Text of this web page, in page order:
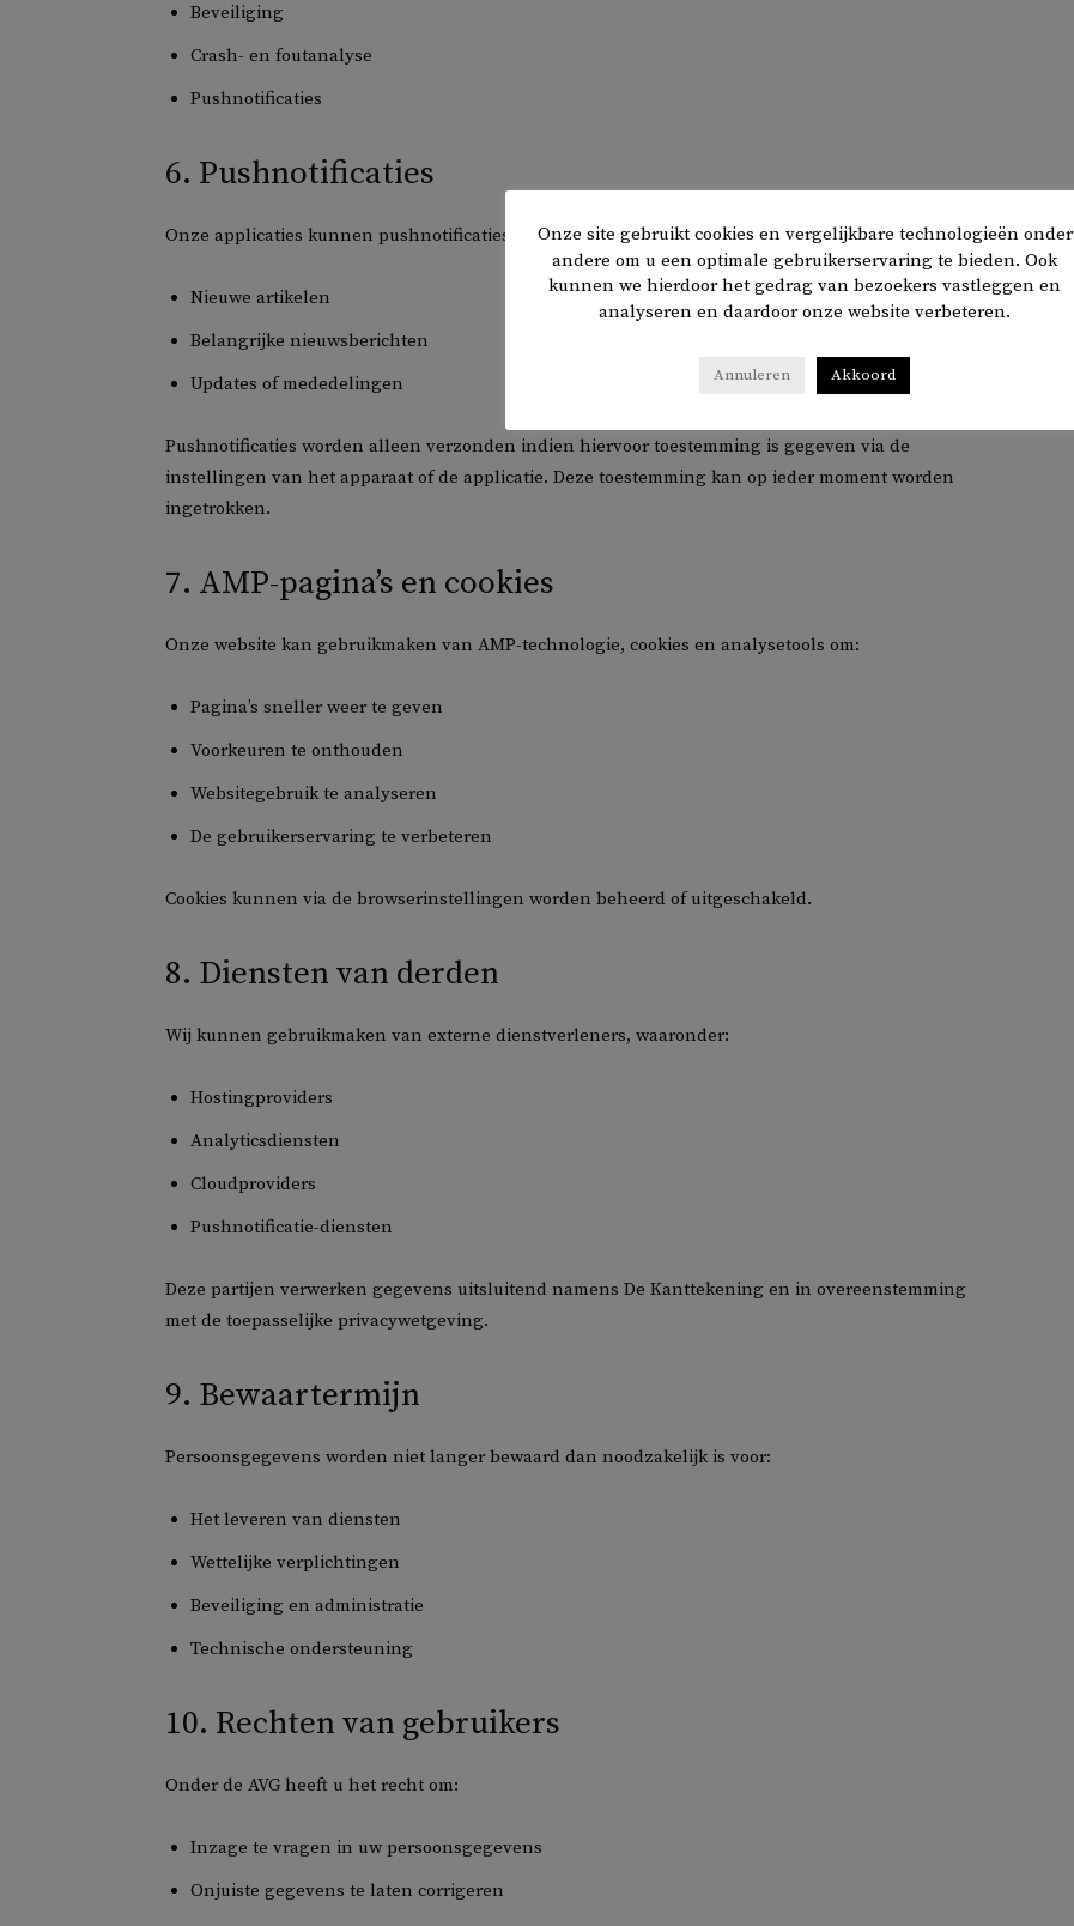
Beveiliging
Crash- en foutanalyse
Pushnotificaties
6. Pushnotificaties
Onze applicaties kunnen pushnotificaties versturen om gebruikers te informeren over:
Nieuwe artikelen
Belangrijke nieuwsberichten
Updates of mededelingen
Pushnotificaties worden alleen verzonden indien hiervoor toestemming is gegeven via de
instellingen van het apparaat of de applicatie. Deze toestemming kan op ieder moment worden
ingetrokken.
7. AMP-pagina’s en cookies
Onze website kan gebruikmaken van AMP-technologie, cookies en analysetools om:
Pagina’s sneller weer te geven
Voorkeuren te onthouden
Websitegebruik te analyseren
De gebruikerservaring te verbeteren
Cookies kunnen via de browserinstellingen worden beheerd of uitgeschakeld.
8. Diensten van derden
Wij kunnen gebruikmaken van externe dienstverleners, waaronder:
Hostingproviders
Analyticsdiensten
Cloudproviders
Pushnotificatie-diensten
Deze partijen verwerken gegevens uitsluitend namens De Kanttekening en in overeenstemming
met de toepasselijke privacywetgeving.
9. Bewaartermijn
Persoonsgegevens worden niet langer bewaard dan noodzakelijk is voor:
Het leveren van diensten
Wettelijke verplichtingen
Beveiliging en administratie
Technische ondersteuning
10. Rechten van gebruikers
Onder de AVG heeft u het recht om:
Inzage te vragen in uw persoonsgegevens
Onjuiste gegevens te laten corrigeren
Onze site gebruikt cookies en vergelijkbare technologieën onder
andere om u een optimale gebruikerservaring te bieden. Ook
kunnen we hierdoor het gedrag van bezoekers vastleggen en
analyseren en daardoor onze website verbeteren.
Annuleren Akkoord